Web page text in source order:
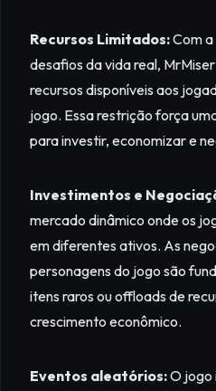
Recursos Limitados:Com
desafios da vida real,
recursos disponíveis aos
jogo. Essa restrição força
para investir, economizar e
Investimentos e
mercado dinâmico onde os
em diferentes ativos. As
personagens do jogo são
itens raros ou offloads de
crescimento econômico.
Eventos aleatórios:O jogo